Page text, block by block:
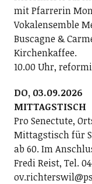
mit Pfarrerin
Vokalensemble
Buscagne &
Kirchenkaffee.
10.00 Uhr,
DO, 03.09.2026
MITTAGSTISCH
Pro Senectute,
Mittagstisch für
ab 60. Im
Fredi Reist, Tel.